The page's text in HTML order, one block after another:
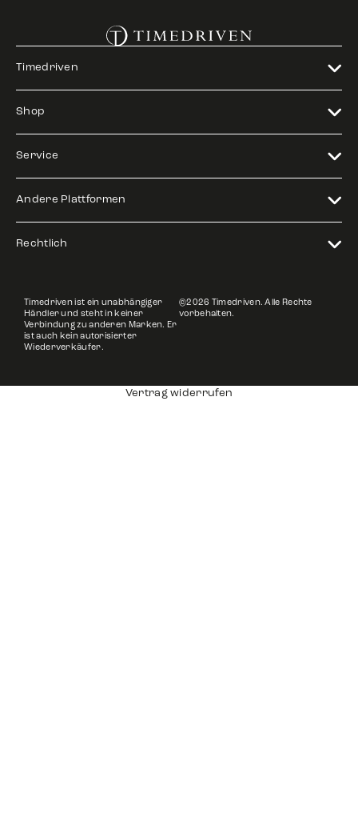
Timedriven
Shop
Service
Andere Plattformen
Rechtlich
Timedriven ist ein unabhängiger
Händler und steht in keiner
Verbindung zu anderen Marken. Er
ist auch kein autorisierter
Wiederverkäufer.
©2026 Timedriven. Alle Rechte
vorbehalten.
Vertrag widerrufen